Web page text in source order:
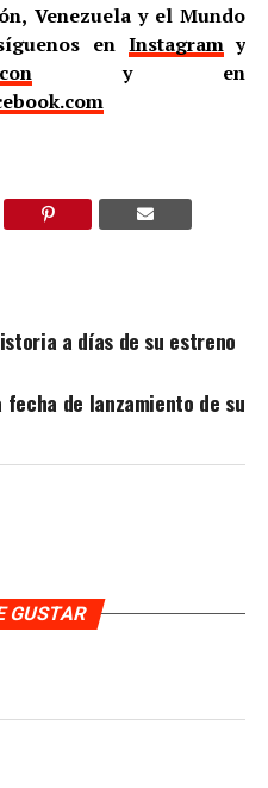
Venezuela y el Mundo
en Instagramy
y en
a días de su estreno
de lanzamiento de su
GUSTAR